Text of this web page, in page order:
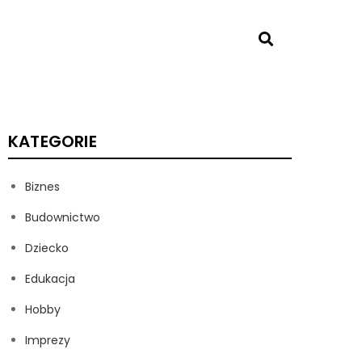
KATEGORIE
Biznes
Budownictwo
Dziecko
Edukacja
Hobby
Imprezy